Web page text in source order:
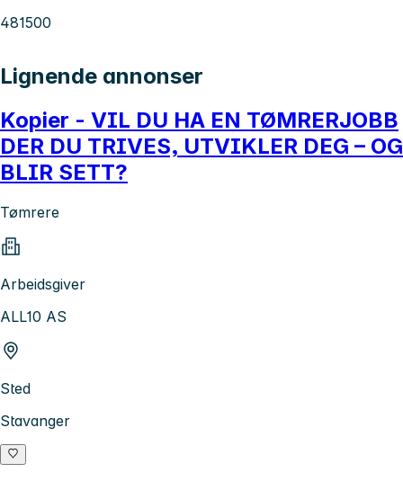
481500
Lignende annonser
Kopier - VIL DU HA EN TØMRERJOBB
DER DU TRIVES, UTVIKLER DEG – OG
BLIR SETT?
Tømrere
Arbeidsgiver
ALL10 AS
Sted
Stavanger